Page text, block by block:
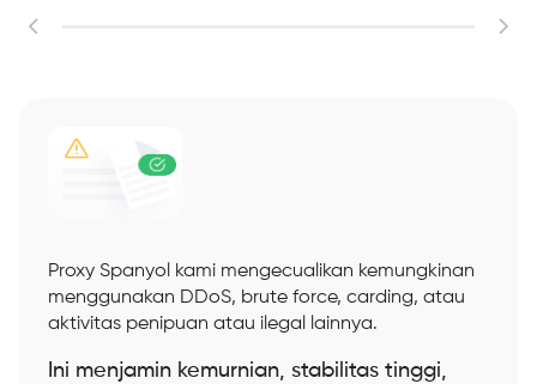
Proxy Spanyol kami mengecualikan kemungkinan
menggunakan DDoS, brute force, carding, atau
aktivitas penipuan atau ilegal lainnya.
Ini menjamin kemurnian, stabilitas tinggi,